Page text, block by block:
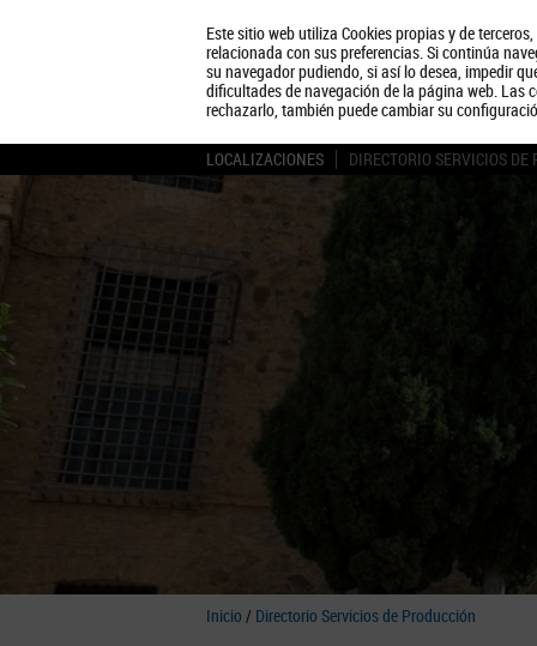
Este sitio web utiliza Cookies propias y de
relacionada con sus preferencias. Si continúa
su navegador pudiendo, si así lo desea, impedir
dificultades de navegación de la página web. Las
rechazarlo, también puede cambiar su
LOCALIZACIONES DIRECTORIO SERVICIOS DE
Inicio / Directorio Servicios de Producción